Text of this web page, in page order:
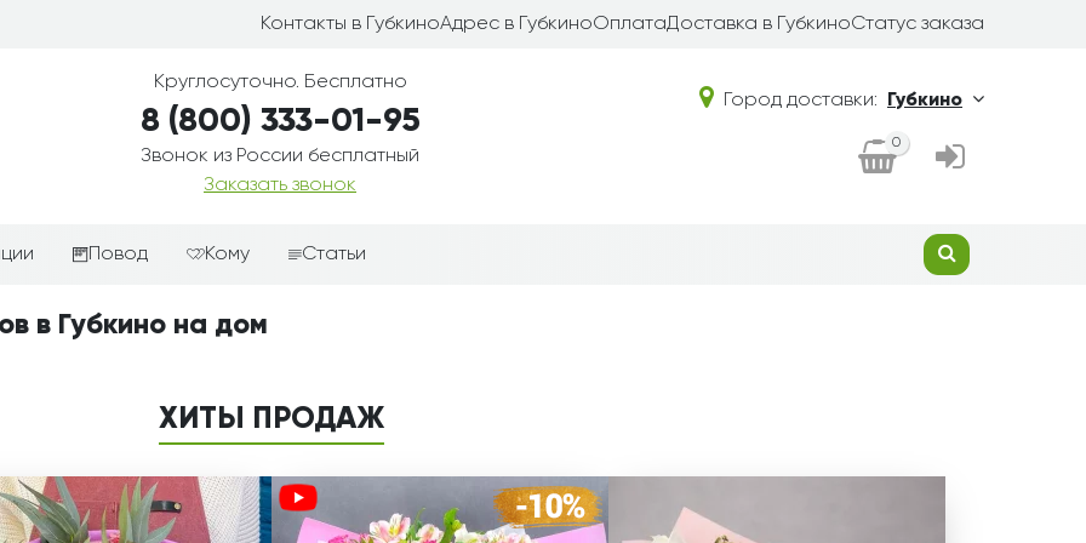
Контакты в ГубкиноАдрес в ГубкиноОплатаДоставка в ГубкиноСтатус заказа
Круглосуточно. Бесплатно
8 (800) 333-01-95
Звонок из России бесплатный
Заказать звонок
Город доставки: Губкино
0
корзины
корзины
Повод
Подарки-дополнения к
День рождения
Любовь
Просто так
Кому
Мужчине
Папе
Статьи
в Губкино на дом
ХИТЫ ПРОДАЖ